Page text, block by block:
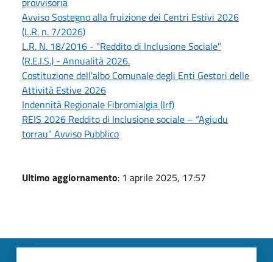
Avviso Sostegno alla fruizione dei Centri Estivi 2026
(L.R. n. 7/2026)
L.R. N. 18/2016 - "Reddito di Inclusione Sociale"
(R.E.I.S.) - Annualità 2026.
Costituzione dell'albo Comunale degli Enti Gestori delle
Attività Estive 2026
Indennità Regionale Fibromialgia (Irf)
REIS 2026 Reddito di Inclusione sociale – “Agiudu
torrau” Avviso Pubblico
Ultimo aggiornamento: 1 aprile 2025, 17:57